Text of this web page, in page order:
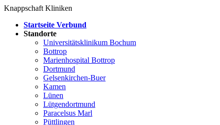
Knappschaft Kliniken
Startseite Verbund
Standorte
Universitätsklinikum Bochum
Bottrop
Marienhospital Bottrop
Dortmund
Gelsenkirchen-Buer
Kamen
Lünen
Lütgendortmund
Paracelsus Marl
Püttlingen